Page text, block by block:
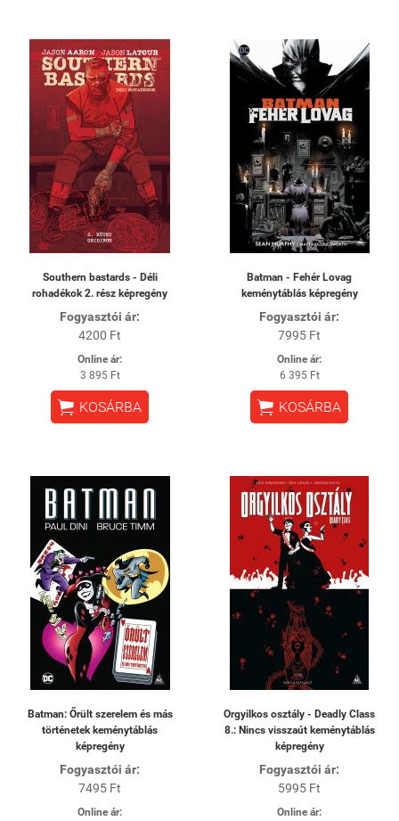
Southern bastards - Déli
rohadékok 2. rész képregény
Fogyasztói ár:
4200 Ft
Online ár:
3 895 Ft
 KOSÁRBA
Batman - Fehér Lovag
keménytáblás képregény
Fogyasztói ár:
7995 Ft
Online ár:
6 395 Ft
 KOSÁRBA
Batman: Őrült szerelem és más
történetek keménytáblás
képregény
Fogyasztói ár:
7495 Ft
Online ár:
Orgyilkos osztály - Deadly Class
8.: Nincs visszaút keménytáblás
képregény
Fogyasztói ár:
5995 Ft
Online ár: